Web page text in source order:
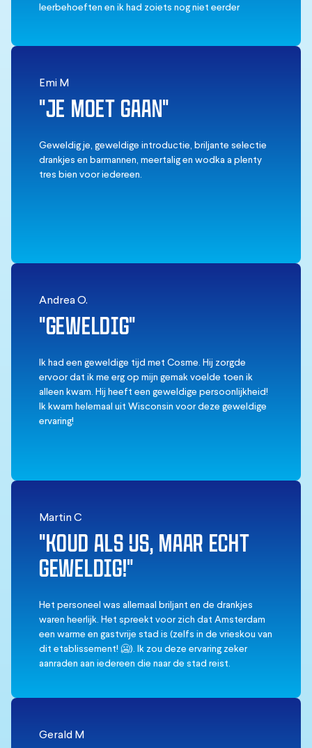
leerbehoeften en ik had zoiets nog niet eerder
Emi M
"JE MOET GAAN"
Geweldig je, geweldige introductie, briljante selectie
drankjes en barmannen, meertalig en wodka a plenty
tres bien voor iedereen.
Andrea O.
"GEWELDIG"
Ik had een geweldige tijd met Cosme. Hij zorgde
ervoor dat ik me erg op mijn gemak voelde toen ik
alleen kwam. Hij heeft een geweldige persoonlijkheid!
Ik kwam helemaal uit Wisconsin voor deze geweldige
ervaring!
Martin C
"KOUD ALS IJS, MAAR ECHT
GEWELDIG!"
Het personeel was allemaal briljant en de drankjes
waren heerlijk. Het spreekt voor zich dat Amsterdam
een warme en gastvrije stad is (zelfs in de vrieskou van
dit etablissement! 🥶). Ik zou deze ervaring zeker
aanraden aan iedereen die naar de stad reist.
Gerald M